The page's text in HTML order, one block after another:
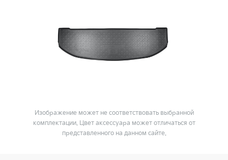
Изображение может не соответствовать выбранной
комплектации. Цвет аксессуара может отличаться от
представленного на данном сайте.